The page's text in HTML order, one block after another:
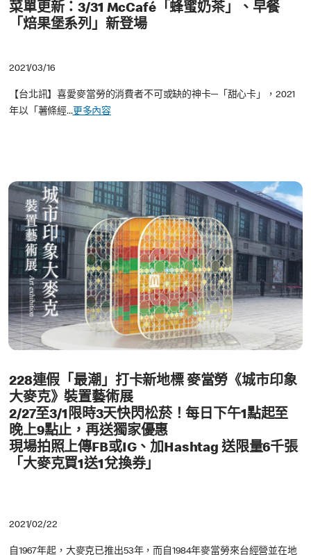
菜單更新：3/31 McCafé「蜂蜜奶茶」、早餐
「焙果堡系列」新登場
2021/03/16
【台北訊】喜愛麥當勞的消費者不可或缺的神卡─「甜心卡」，2021
年以「薯條經...更多內容
228連假「最潮」打卡新地標 麥當勞《城市印象
大麥克》裝置藝術展
2/27至3/1限時3天快閃松菸！每日下午1點起至
晚上9點止，再送獨家優惠
現場拍照上傳FB或IG、加Hashtag 送限量6千張
「大麥克買1送1兌換券」
2021/02/22
自1967年起，大麥克已推出53年，而自1984年麥當勞來台經營並在地